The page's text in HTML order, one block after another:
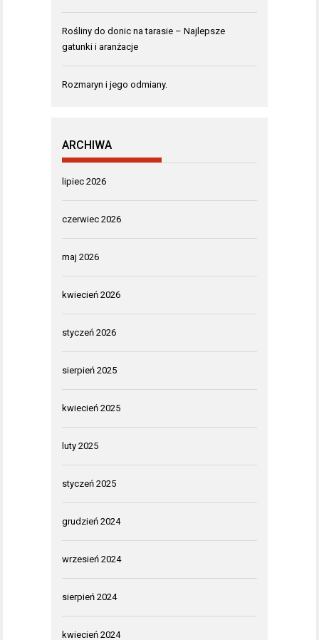
Rośliny do donic na tarasie – Najlepsze
gatunki i aranżacje
Rozmaryn i jego odmiany.
ARCHIWA
lipiec 2026
czerwiec 2026
maj 2026
kwiecień 2026
styczeń 2026
sierpień 2025
kwiecień 2025
luty 2025
styczeń 2025
grudzień 2024
wrzesień 2024
sierpień 2024
kwiecień 2024